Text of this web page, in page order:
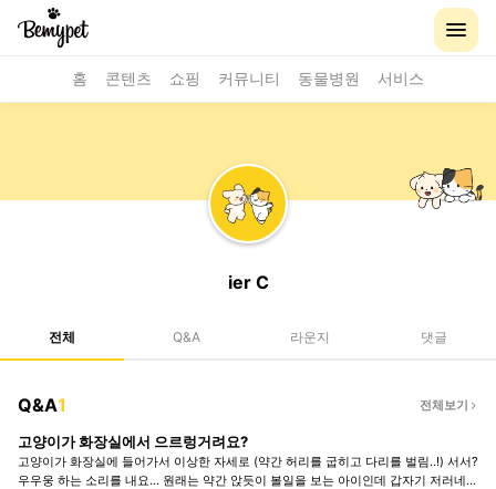
홈 콘텐츠 쇼핑 커뮤니티 동물병원 서비스
ier C
전체 Q&A 라운지 댓글
Q&A1 전체보기
고양이가 화장실에서 으르렁거려요?
고양이가 화장실에 들어가서 이상한 자세로 (약간 허리를 굽히고 다리를 벌림..!) 서서?
우우웅 하는 소리를 내요... 원래는 약간 앉듯이 볼일을 보는 아이인데 갑자기 저러네